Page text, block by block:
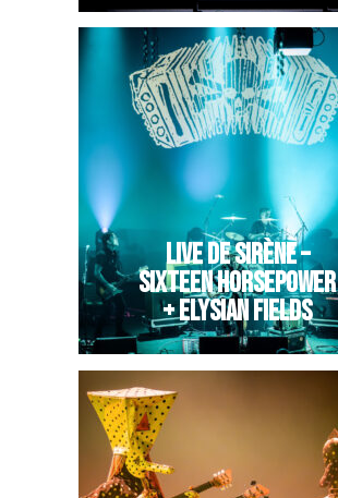
LIVE DE SIRÈNE –
SIXTEEN HORSEPOWER
+ ELYSIAN FIELDS